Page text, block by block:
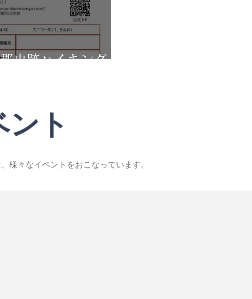
史跡ハイキング
ト
様々なイベントをおこなっています。